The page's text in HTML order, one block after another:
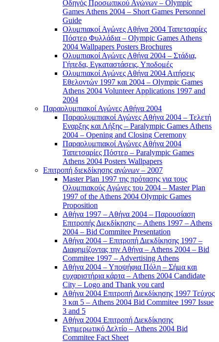
Οδηγός Προσωπικού Αγώνων – Olympic
Games Athens 2004 – Short Games Personnel
Guide
Ολυμπιακοί Αγώνες Αθήνα 2004 Ταπετσαρίες
Πόστερ Φυλλάδια – Olympic Games Athens
2004 Wallpapers Posters Brochures
Ολυμπιακοί Αγώνες Αθήνα 2004 – Στάδια,
Γήπεδα, Εγκαταστάσεις, Υποδομές
Ολυμπιακοί Αγώνες Αθήνα 2004 Αιτήσεις
Εθελοντών 1997 και 2004 – Olympic Games
Athens 2004 Volunteer Applications 1997 and
2004
Παραολυμπιακοί Αγώνες Αθήνα 2004
Παραολυμπιακοί Αγώνες Αθήνα 2004 – Τελετή
Εναρξης και Λήξης – Paralympic Games Athens
2004 – Opening and Closing Ceremony
Παραολυμπιακοί Αγώνες Αθήνα 2004
Ταπετσαρίες Πόστερ – Paralympic Games
Athens 2004 Posters Wallpapers
Επιτροπή διεκδίκησης αγώνων – 2007
Master Plan 1997 της πρότασης για τους
Ολυμπιακούς Αγώνες του 2004 – Master Plan
1997 of the Athens 2004 Olympic Games
Proposition
Αθήνα 1997 – Αθήνα 2004 – Παρουσίαση
Επιτροπής Διεκδίκησης – Athens 1997 – Athens
2004 – Bid Commitee Presentation
Αθήνα 2004 – Επιτροπή Διεκδίκησης 1997 –
Διαφημίζοντας την Αθήνα – Athens 2004 – Bid
Commitee 1997 – Advertising Athens
Αθήνα 2004 – Υποψήφια Πόλη – Σήμα και
ευχαριστήρια κάρτα – Athens 2004 Candidate
City – Logo and Thank you card
Αθήνα 2004 Επιτροπή Διεκδίκησης 1997 Τεύχος
3 και 5 – Athens 2004 Bid Commitee 1997 Issue
3 and 5
Αθήνα 2004 Επιτροπή Διεκδίκησης
Ενημερωτικό Δελτίο – Athens 2004 Bid
Commitee Fact Sheet